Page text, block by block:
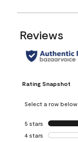
Reviews
Rating Snapshot
Select a row
5 stars stars
4 stars stars